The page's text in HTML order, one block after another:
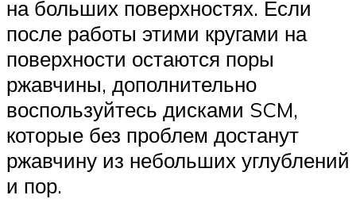
на больших поверхностях. Если
после работы этими кругами на
поверхности остаются поры
ржавчины, дополнительно
воспользуйтесь дисками SCM,
которые без проблем достанут
ржавчину из небольших углублений
и пор.